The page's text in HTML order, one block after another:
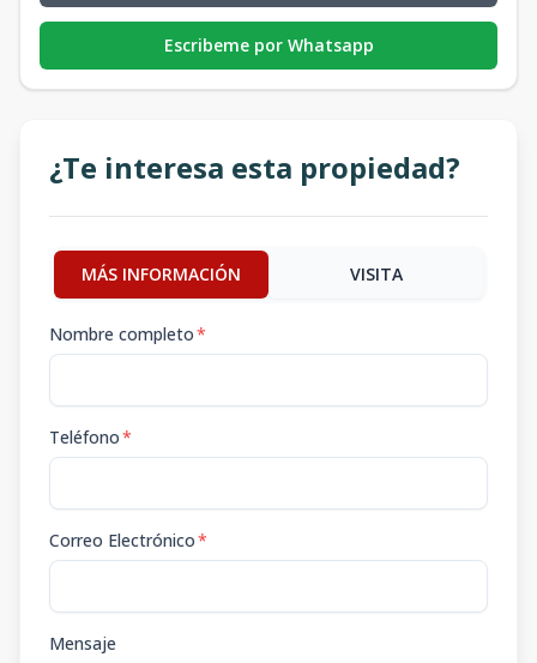
Escribeme por Whatsapp
¿Te interesa esta propiedad?
MÁS INFORMACIÓN VISITA
Nombre completo*
Teléfono*
Correo Electrónico*
Mensaje